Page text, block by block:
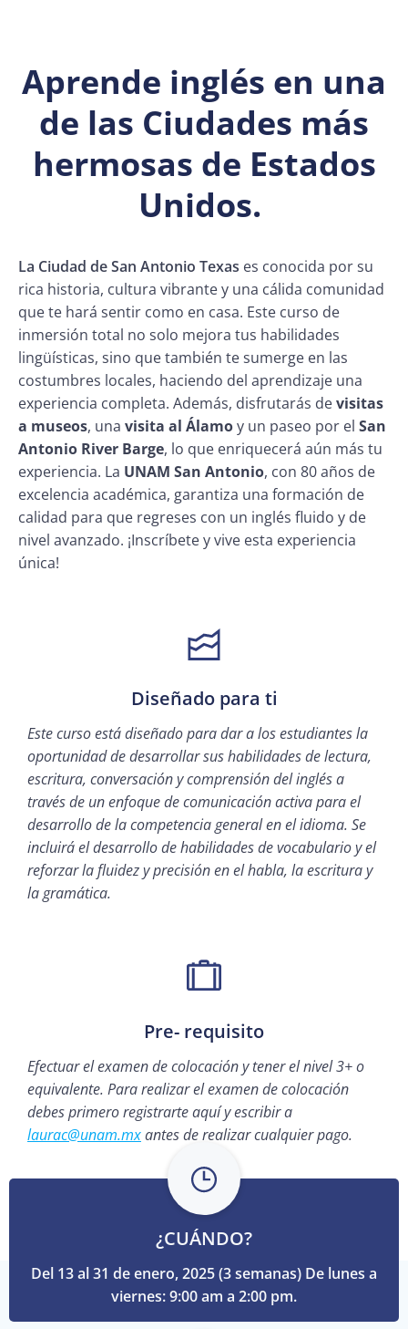
Aprende inglés en una
de las Ciudades más
hermosas de Estados
Unidos.
La Ciudad de San Antonio Texas es conocida por su
rica historia, cultura vibrante y una cálida comunidad
que te hará sentir como en casa. Este curso de
inmersión total no solo mejora tus habilidades
lingüísticas, sino que también te sumerge en las
costumbres locales, haciendo del aprendizaje una
experiencia completa. Además, disfrutarás devisitas
a museos, una visita al Álamoy un paseo por el San
Antonio River Barge, lo que enriquecerá aún más tu
experiencia. La UNAM San Antonio, con 80 años de
excelencia académica, garantiza una formación de
calidad para que regreses con un inglés fluido y de
nivel avanzado. ¡Inscríbete y vive esta experiencia
única!
Diseñado para ti
Este curso está diseñado para dar a los estudiantes la
oportunidad de desarrollar sus habilidades de lectura,
escritura, conversación y comprensión del inglés a
través de un enfoque de comunicación activa para el
desarrollo de la competencia general en el idioma. Se
incluirá el desarrollo de habilidades de vocabulario y el
reforzar la fluidez y precisión en el habla, la escritura y
la gramática.
Pre- requisito
Efectuar el examen de colocación y tener el nivel 3+ o
equivalente. Para realizar el examen de colocación
debes primero registrarteaquíy escribir a
laurac@unam.mxantes de realizar cualquier pago.
¿CUÁNDO?
Del 13 al 31 de enero, 2025 (3 semanas) De lunes a
viernes: 9:00 am a 2:00 pm.